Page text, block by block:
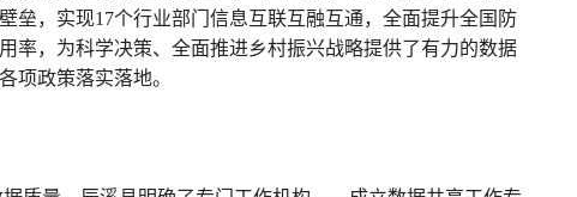
垒，实现17个行业部门信息互联互融互通，全面提升全国防
率，为科学决策、全面推进乡村振兴战略提供了有力的数据
项政策落实落地。